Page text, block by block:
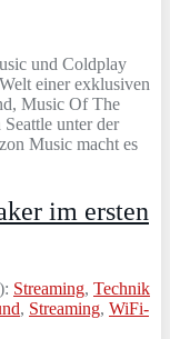
und Coldplay
einer exklusiven
Music Of The
unter der
Music macht es
im ersten
Streaming, Technik
, Streaming, WiFi-